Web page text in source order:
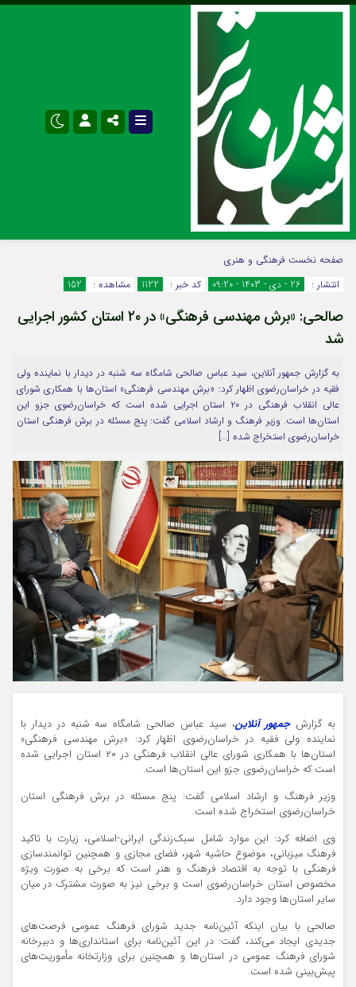
اینستاگرام
سروش
ایتا
آپارات
اپلیکیشن
نام کاربری یا نشانی ایمیل
رمز عبور
مرا به خاطر بسپار
Forget Password
صفحه نخست فرهنگی و هنری
انتشار :
26 - دی - 1403 - 09:20 کد خبر : 1122 مشاهده : 152
صالحی: «برش مهندسی فرهنگی» در ۲۰ استان کشور اجرایی
شد
به گزارش جمهور آنلاین، سید عباس صالحی شامگاه سه شنبه در دیدار با نماینده ولی
فقیه در خراسان‌رضوی اظهار کرد: «برش مهندسی فرهنگی» استان‌ها با همکاری شورای
عالی انقلاب فرهنگی در ۲۰ استان اجرایی شده است که خراسان‌رضوی جزو این
استان‌ها است. وزیر فرهنگ و ارشاد اسلامی گفت: پنج مسئله در برش فرهنگی استان
خراسان‌رضوی استخراج شده […]
به گزارشجمهور آنلاین، سید عباس صالحی شامگاه سه شنبه در دیدار با
نماینده ولی فقیه در خراسان‌رضوی اظهار کرد: «برش مهندسی فرهنگی»
استان‌ها با همکاری شورای عالی انقلاب فرهنگی در ۲۰ استان اجرایی شده
است که خراسان‌رضوی جزو این استان‌ها است.
وزیر فرهنگ و ارشاد اسلامی گفت: پنج مسئله در برش فرهنگی استان
خراسان‌رضوی استخراج شده است.
وی اضافه کرد: این موارد شامل سبک‌زندگی ایرانی-اسلامی، زیارت با تاکید
فرهنگ میزبانی، موضوع حاشیه شهر، فضای مجازی و همچنین توانمندسازی
فرهنگی با توجه به اقتصاد فرهنگ و هنر است که برخی به صورت ویژه
مخصوص استان خراسان‌رضوی است و برخی نیز به صورت مشترک در میان
سایر استان‌ها وجود دارد.
صالحی با بیان اینکه آئین‌نامه جدید شورای فرهنگ عمومی فرصت‌های
جدیدی ایجاد می‌کند، گفت: در این آئین‌نامه برای استانداری‌ها و دبیرخانه
شورای فرهنگ عمومی در استان‌ها و همچنین برای وزارتخانه مأموریت‌های
پیش‌بینی شده است.